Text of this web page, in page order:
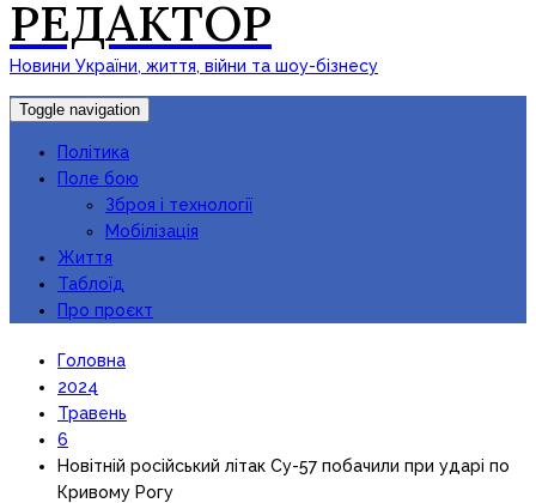
РЕДАКТОР
Новини України, життя, війни та шоу-бізнесу
Toggle navigation
Політика
Поле бою
Зброя і технології
Мобілізація
Життя
Таблоїд
Про проєкт
Головна
2024
Травень
6
Новітній російський літак Су-57 побачили при ударі по
Кривому Рогу